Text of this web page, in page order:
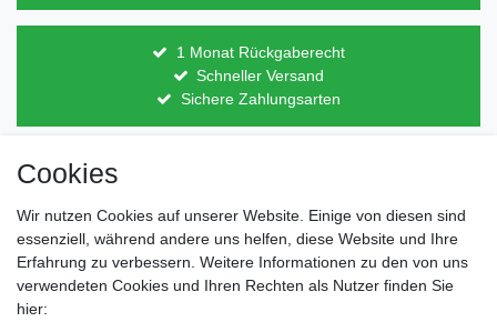
1 Monat Rückgaberecht
Schneller Versand
Sichere Zahlungsarten
Direkt vom Hersteller
Lagerware
Cookies
Wir nutzen Cookies auf unserer Website. Einige von diesen sind
essenziell, während andere uns helfen, diese Website und Ihre
Erfahrung zu verbessern. Weitere Informationen zu den von uns
verwendeten Cookies und Ihren Rechten als Nutzer finden Sie
hier: